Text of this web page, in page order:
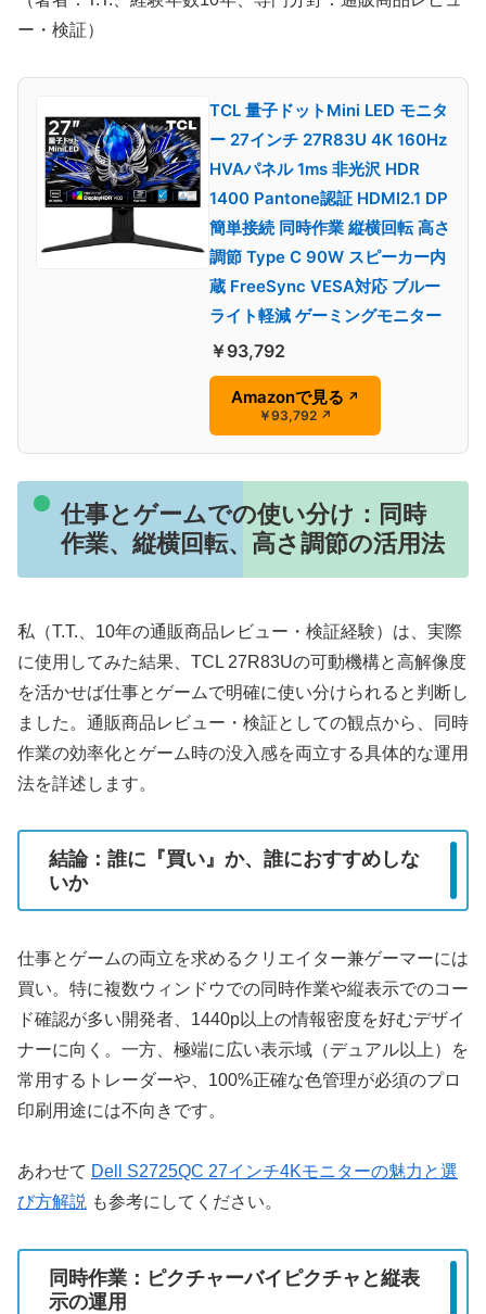
ー・検証）
TCL 量子ドットMini LED モニタ
ー 27インチ 27R83U 4K 160Hz
HVAパネル 1ms 非光沢 HDR
1400 Pantone認証 HDMI2.1 DP
簡単接続 同時作業 縦横回転 高さ
調節 Type C 90W スピーカー内
蔵 FreeSync VESA対応 ブルー
ライト軽減 ゲーミングモニター
￥93,792
Amazonで見る ↗
￥93,792 ↗
仕事とゲームでの使い分け：同時
作業、縦横回転、高さ調節の活用法
私（T.T.、10年の通販商品レビュー・検証経験）は、実際
に使用してみた結果、TCL 27R83Uの可動機構と高解像度
を活かせば仕事とゲームで明確に使い分けられると判断し
ました。通販商品レビュー・検証としての観点から、同時
作業の効率化とゲーム時の没入感を両立する具体的な運用
法を詳述します。
結論：誰に『買い』か、誰におすすめしな
いか
仕事とゲームの両立を求めるクリエイター兼ゲーマーには
買い。特に複数ウィンドウでの同時作業や縦表示でのコー
ド確認が多い開発者、1440p以上の情報密度を好むデザイ
ナーに向く。一方、極端に広い表示域（デュアル以上）を
常用するトレーダーや、100%正確な色管理が必須のプロ
印刷用途には不向きです。
あわせて Dell S2725QC 27インチ4Kモニターの魅力と選
び方解説 も参考にしてください。
同時作業：ピクチャーバイピクチャと縦表
示の運用